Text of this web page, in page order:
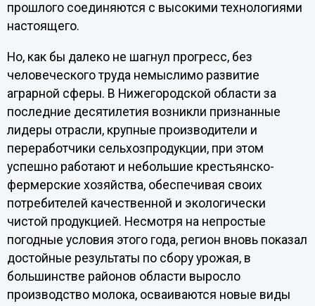
прошлого соединяются с высокими технологиями
настоящего.
Но, как бы далеко не шагнул прогресс, без
человеческого труда немыслимо развитие
аграрной сферы. В Нижегородской области за
последние десятилетия возникли признанные
лидеры отрасли, крупные производители и
переработчики сельхозпродукции, при этом
успешно работают и небольшие крестьянско-
фермерские хозяйства, обеспечивая своих
потребителей качественной и экологически
чистой продукцией. Несмотря на непростые
погодные условия этого года, регион вновь показал
достойные результаты по сбору урожая, в
большинстве районов области выросло
производство молока, осваиваются новые виды